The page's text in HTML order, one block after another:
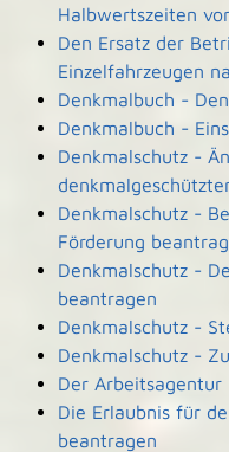
Halbwertszeiten
Den Ersatz der
Einzelfahrzeugen
Denkmalbuch -
Denkmalbuch -
Denkmalschutz -
Denkmalschutz -
Förderung
Denkmalschutz -
beantragen
Denkmalschutz -
Denkmalschutz -
Der Arbeitsagentur
Die Erlaubnis für
beantragen